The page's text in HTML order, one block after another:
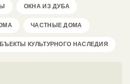
ОКНА ИЗ ДУБА
ЧАСТНЫЕ ДОМА
КУЛЬТУРНОГО НАСЛЕДИЯ